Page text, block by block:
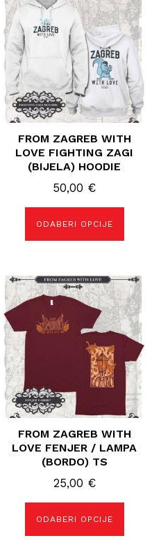
FROM ZAGREB WITH
LOVE FIGHTING ZAGI
(BIJELA) HOODIE
50,00 €
ODABERI OPCIJE
ima
više
varijanti.
Opcije
se
mogu
odabrati
na
stranici
proizvoda
FROM ZAGREB WITH
LOVE FENJER / LAMPA
(BORDO) TS
25,00 €
ODABERI OPCIJE
Ovaj
proizvod
ima
varijanti.
Opcije
mogu
odabrati
stranici
proizvoda